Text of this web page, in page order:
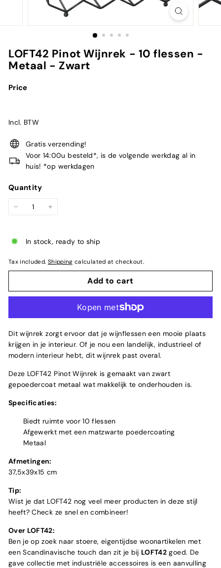
LOFT42 Pinot Wijnrek - 10 flessen -
Metaal - Zwart
Price
Incl. BTW
Gratis verzending!
Voor 14:00u besteld*, is de volgende werkdag al in
huis! *op werkdagen
Quantity
In stock, ready to ship
Tax included. Shipping calculated at checkout.
Add to cart
Dit wijnrek zorgt ervoor dat je wijnflessen een mooie plaats
krijgen in je interieur. Of je nou een landelijk, industrieel of
modern interieur hebt, dit wijnrek past overal.
Deze LOFT42 Pinot Wijnrek is gemaakt van zwart
gepoedercoat metaal wat makkelijk te onderhouden is.
Specificaties:
Biedt ruimte voor 10 flessen
Afgewerkt met een matzwarte poedercoating
Metaal
Afmetingen:
37,5x39x15 cm
Tip:
Wist je dat LOFT42 nog veel meer producten in deze stijl
heeft? Check ze snel en combineer!
Over LOFT42:
Ben je op zoek naar stoere, eigentijdse woonartikelen met
een Scandinavische touch dan zit je bij LOFT42 goed. De
gave collectie met industriële accessoires is een aanvulling